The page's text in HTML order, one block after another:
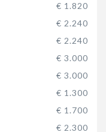
€ 1.820
€ 2.240
€ 2.240
€ 3.000
€ 3.000
€ 1.300
€ 1.700
€ 2.300